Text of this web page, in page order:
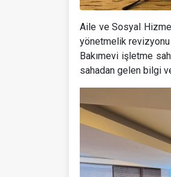
Aile ve Sosyal
yönetmelik revizyonu
Bakımevi işletme
sahadan gelen bilgi